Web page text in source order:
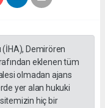
(İHA), Demirören
eklenen tüm
olmadan ajans
yer alan hukuki
hiç bir